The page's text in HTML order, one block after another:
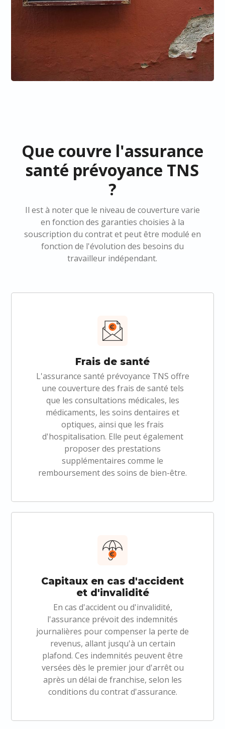
Que couvre l'assurance
santé prévoyance TNS
?
Il est à noter que le niveau de couverture varie
en fonction des garanties choisies à la
souscription du contrat et peut être modulé en
fonction de l'évolution des besoins du
travailleur indépendant.
Frais de santé
L'assurance santé prévoyance TNS offre
une couverture des frais de santé tels
que les consultations médicales, les
médicaments, les soins dentaires et
optiques, ainsi que les frais
d'hospitalisation. Elle peut également
proposer des prestations
supplémentaires comme le
remboursement des soins de bien-être.
Capitaux en cas d'accident
et d'invalidité
En cas d'accident ou d'invalidité,
l'assurance prévoit des indemnités
journalières pour compenser la perte de
revenus, allant jusqu'à un certain
plafond. Ces indemnités peuvent être
versées dès le premier jour d'arrêt ou
après un délai de franchise, selon les
conditions du contrat d'assurance.